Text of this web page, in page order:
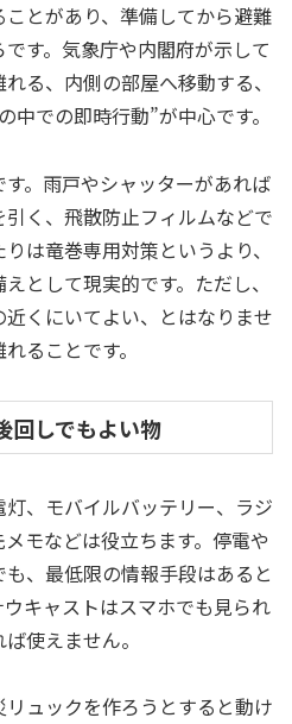
とがあり、準備してから避難
す。気象庁や内閣府が示して
る、内側の部屋へ移動する、
での即時行動”が中心です。
。雨戸やシャッターがあれば
く、飛散防止フィルムなどで
は竜巻専用対策というより、
として現実的です。ただし、
くにいてよい、とはなりませ
ることです。
回しでもよい物
、モバイルバッテリー、ラジ
モなどは役立ちます。停電や
、最低限の情報手段はあると
キャストはスマホでも見られ
使えません。
ュックを作ろうとすると動け